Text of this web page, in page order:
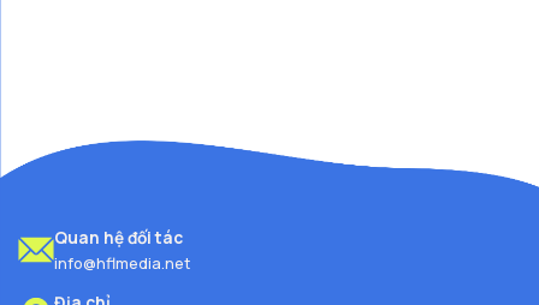
Quan hệ đối tác
info@hflmedia.net